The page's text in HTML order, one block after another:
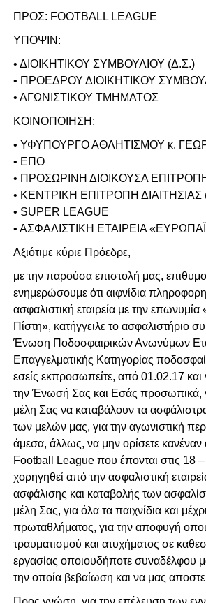
ΠΡΟΣ: FOOTBALL LEAGUE
ΥΠΟΨΙΝ:
• ΔΙΟΙΚΗΤΙΚΟΥ ΣΥΜΒΟΥΛΙΟΥ (Δ.Σ.)
• ΠΡΟΕΔΡΟΥ ΔΙΟΙΚΗΤΙΚΟΥ
• ΑΓΩΝΙΣΤΙΚΟΥ ΤΜΗΜΑΤΟΣ
ΚΟΙΝΟΠΟΙΗΣΗ:
• ΥΦΥΠΟΥΡΓΟ ΑΘΛΗΤΙΣΜΟΥ κ.
• ΕΠΟ
• ΠΡΟΣΩΡΙΝΗ ΔΙΟΙΚΟΥΣΑ
• ΚΕΝΤΡΙΚΗ ΕΠΙΤΡΟΠΗ ΔΙΑΙΤΗΣΙΑΣ
• SUPER LEAGUE
• AΣΦΑΛΙΣΤΙΚΗ ΕΤΑΙΡΕΙΑ
Αξιότιμε κύριε Πρόεδρε,
με την παρούσα επιστολή μας,
ενημερώσουμε ότι αιφνίδια
ασφαλιστική εταιρεία με την
Πίστη», κατήγγειλε το ασφαλιστήριο
Ένωση Ποδοσφαιρικών Ανωνύμων
Επαγγελματικής Κατηγορίας
εσείς εκπροσωπείτε, από 01.02.17 και
την Ένωσή Σας και Εσάς προσωπικά,
μέλη Σας να καταβάλουν τα
των μελών μας, για την αγωνιστική
άμεσα, άλλως, να μην ορίσετε
Football League που έπονται στις 18
χορηγηθεί από την ασφαλιστική
ασφάλισης και καταβολής των
μέλη Σας, για όλα τα παιχνίδια και
πρωταθλήματος, για την αποφυγή
τραυματισμού και ατυχήματος σε
εργασίας οποιουδήποτε συναδέλφου
την οποία βεβαίωση και να μας